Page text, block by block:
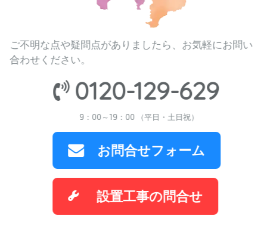
ご不明な点や疑問点がありましたら、お気軽にお問い
合わせください。
0120-129-629
9：00～19：00 （平日・土日祝）
お問合せフォーム
設置工事の問合せ